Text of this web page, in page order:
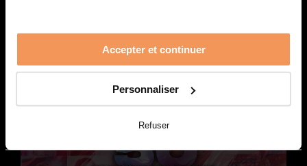
Accepter et continuer
Personnaliser
Refuser
PLUS